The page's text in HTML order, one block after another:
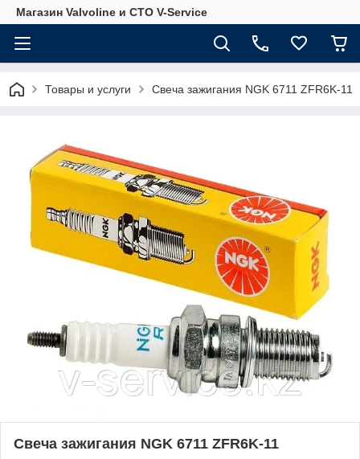
Магазин Valvoline и СТО V-Service
Товары и услуги Свеча зажигания NGK 6711 ZFR6K-11
Свеча зажигания NGK 6711 ZFR6K-11